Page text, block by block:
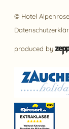
© Hotel
produced by